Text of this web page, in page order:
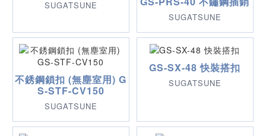
SUGATSUNE
SUGATSUNE
不銹鋼鎖扣 (無塵室用) G
S-STF-CV150
SUGATSUNE
GS-SX-48 快裝搭扣
SUGATSUNE